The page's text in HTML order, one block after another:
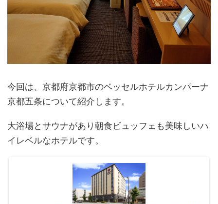
今回は、京都府京都市のベッセルホテルカンパーナ
京都五条について紹介します。
大浴場とサウナがあり朝食ビュッフェも美味しいハ
イレベルなホテルです。